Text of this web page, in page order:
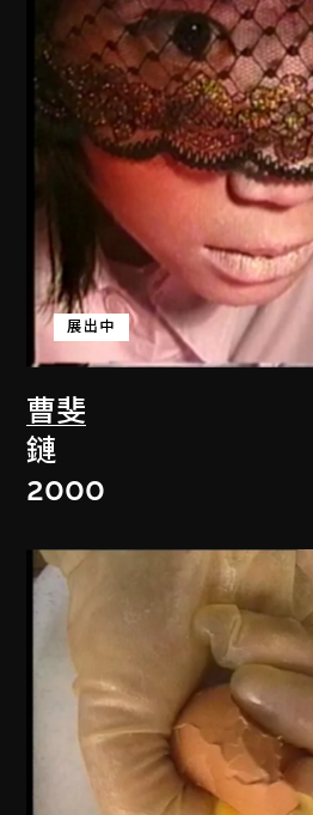
曹斐
展出中
鏈
2000